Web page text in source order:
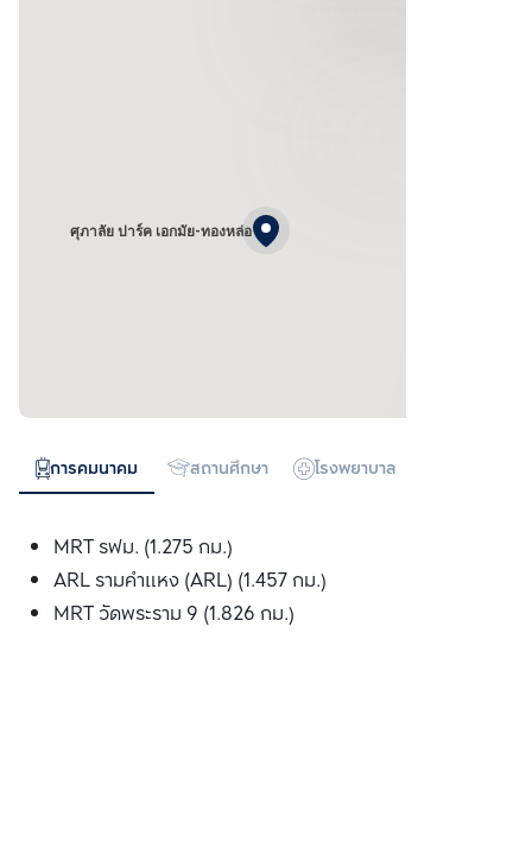
ศุภาลัย ปาร์ค เอกมัย-ทองหล่อ
การคมนาคม สถานศึกษา โรงพยาบาล
MRT รฟม. (1.275 กม.)
ARL รามคำแหง (ARL) (1.457 กม.)
MRT วัดพระราม 9 (1.826 กม.)